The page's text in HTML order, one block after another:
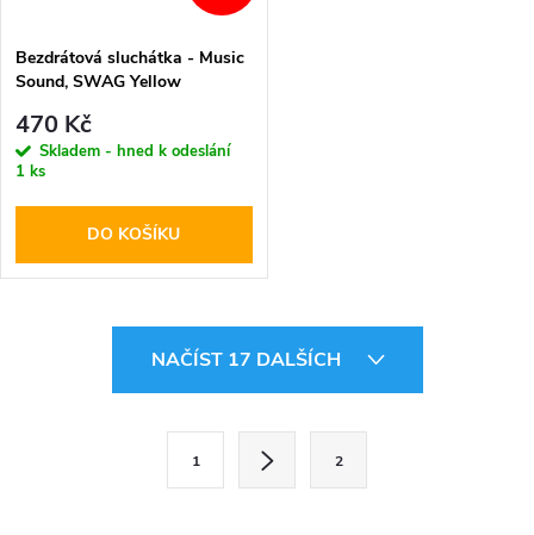
Bezdrátová sluchátka - Music
Sound, SWAG Yellow
470 Kč
Skladem - hned k odeslání
1 ks
DO KOŠÍKU
NAČÍST 17 DALŠÍCH
1 2